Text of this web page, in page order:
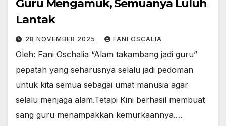
Guru Mengamuk, Semuanya Luluh
Lantak
28 NOVEMBER 2025 FANI OSCALIA
Oleh: Fani Oschalia “Alam takambang jadi guru”
pepatah yang seharusnya selalu jadi pedoman
untuk kita semua sebagai umat manusia agar
selalu menjaga alam.Tetapi Kini berhasil membuat
sang guru menampakkan kemurkaannya.…